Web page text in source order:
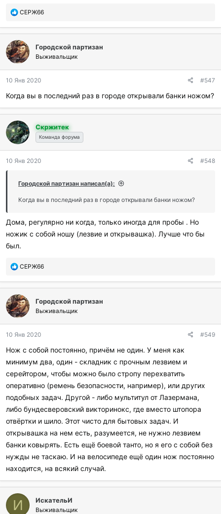
П
б
л
а
г
о
а
и
л
:
СЕРЖ66
Городской партизан
Выживальщик
10 Янв 2020 #547
Когда вы в последний раз в городе открывали банки ножом?
Скржитек
Команда форума
10 Янв 2020 #548
Городской партизан написал(а):
Когда вы в последний раз в городе открывали банки ножом?
Дома, регулярно ни когда, только иногда для пробы . Но
ножик с собой ношу (лезвие и открывашка). Лучше что бы
был.
П
б
л
а
г
о
а
и
л
и
СЕРЖ66
Городской партизан
Выживальщик
10 Янв 2020 #549
Нож с собой постоянно, причём не один. У меня как
минимум два, один - складник с прочным лезвием и
серейтором, чтобы можно было стропу перехватить
оперативно (ремень безопасности, например), или других
подобных задач. Другой - либо мультитул от Лазермана,
либо бундесверовский викторинокс, где вместо штопора
отвёртки и шило. Этот чисто для бытовых задач. И
открывашка на нем есть, разумеется, не нужно лезвием
банки ковырять. Есть ещё боевой танто, но я его с собой без
нужды не таскаю. И на велосипеде ещё один нож постоянно
находится, на всякий случай.
И ИскательИ
Выживальщик